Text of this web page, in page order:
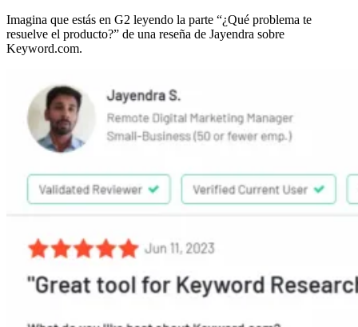
Imagina que estás en G2 leyendo la parte “¿Qué problema te
resuelve el producto?” de una reseña de Jayendra sobre
Keyword.com.